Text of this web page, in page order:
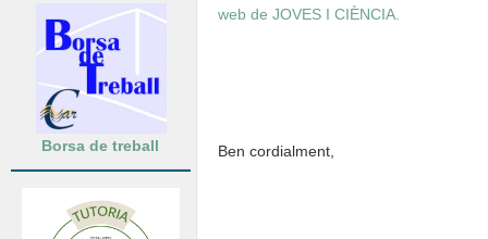
Borsa de treball
web de JOVES I CIÈNCIA.
Ben cordialment,